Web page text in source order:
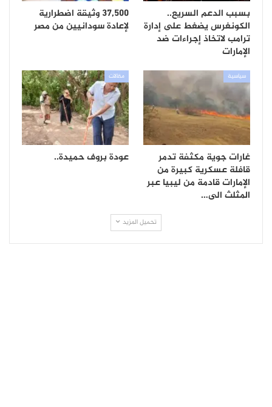
بسبب الدعم السريع..
الكونغرس يضغط على إدارة
ترامب لاتخاذ إجراءات ضد
الإمارات
37,500 وثيقة اضطرارية
لإعادة سودانيين من مصر
سياسية
غارات جوية مكثفة تدمر
قافلة عسكرية كبيرة من
الإمارات قادمة من ليبيا عبر
المثلث الى…
مقالات
عودة بروف حميدة..
تحميل المزيد